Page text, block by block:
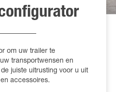
om uw trailer te
transportwensen en
juiste uitrusting voor u uit
accessoires.